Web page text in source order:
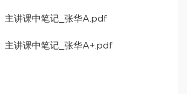
主讲课中笔记_张华A.pdf
主讲课中笔记_张华A+.pdf